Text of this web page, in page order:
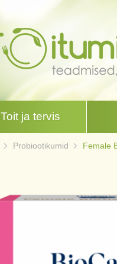
Toit ja tervis
Probiootikumid Female